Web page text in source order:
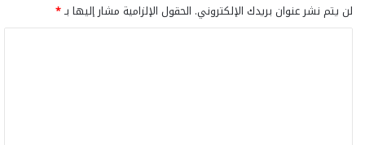
لن يتم نشر عنوان بريدك الإلكتروني. الحقول الإلزامية مشار إليها بـ*